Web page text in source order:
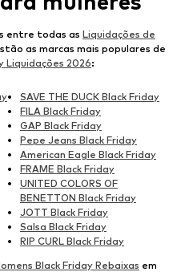
entre todas as Liquidações de
as marcas mais populares de
Liquidações 2026:
SAVE THE DUCK Black Friday
FILA Black Friday
GAP Black Friday
Pepe Jeans Black Friday
American Eagle Black Friday
FRAME Black Friday
UNITED COLORS OF
BENETTON Black Friday
JOTT Black Friday
Salsa Black Friday
RIP CURL Black Friday
Black Friday Rebaixas em